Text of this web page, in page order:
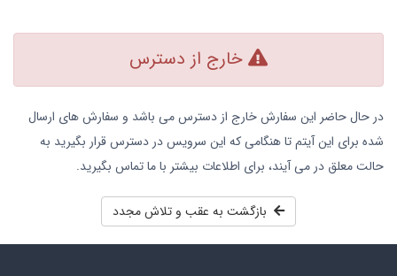
خارج از دسترس
در حال حاضر این سفارش خارج از دسترس می باشد و سفارش های ارسال
شده برای این آیتم تا هنگامی که این سرویس در دسترس قرار بگیرید به
حالت معلق در می آیند، برای اطلاعات بیشتر با ما تماس بگیرید.
بازگشت به عقب و تلاش مجدد